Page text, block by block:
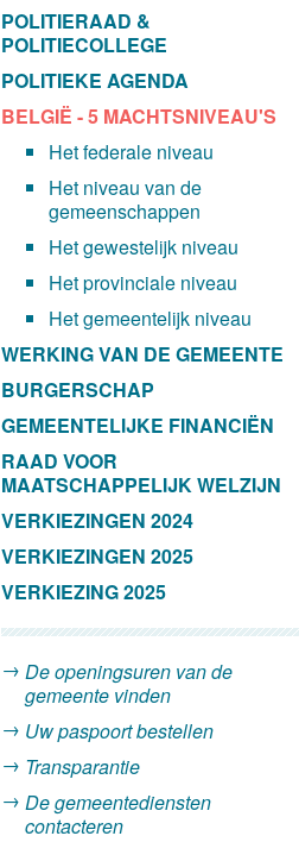
POLITIERAAD &
POLITIECOLLEGE
POLITIEKE AGENDA
BELGIË - 5 MACHTSNIVEAU'S
Het federale niveau
Het niveau van de
gemeenschappen
Het gewestelijk niveau
Het provinciale niveau
Het gemeentelijk niveau
WERKING VAN DE GEMEENTE
BURGERSCHAP
GEMEENTELIJKE FINANCIËN
RAAD VOOR
MAATSCHAPPELIJK WELZIJN
VERKIEZINGEN 2024
VERKIEZINGEN 2025
VERKIEZING 2025
De openingsuren van de
gemeente vinden
Uw paspoort bestellen
Transparantie
De gemeentediensten
contacteren